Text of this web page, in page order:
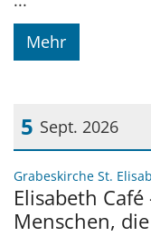
Mehr
5 Sept. 2026
Datum: 5.
Grabeskirche St.
Elisabeth
Menschen,